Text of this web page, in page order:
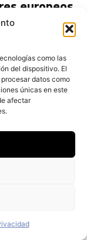
como las
del dispositivo. El
datos como
únicas en este
afectar
europeos